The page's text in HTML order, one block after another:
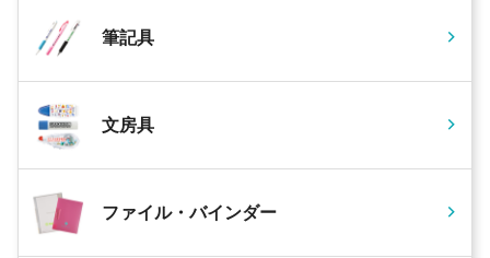
筆記具
文房具
ファイル・バインダー